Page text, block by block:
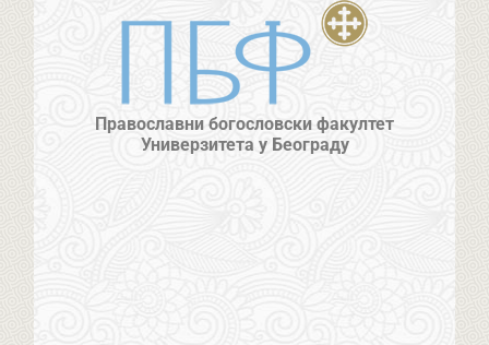
Православни богословски факултет
Универзитета у Београду